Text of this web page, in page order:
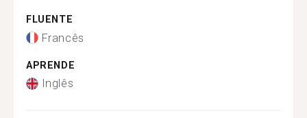
FLUENTE
Francês
APRENDE
Inglês